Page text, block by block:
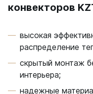
конвекторов
высокая
распределение
скрытый монтаж
интерьера;
надежные